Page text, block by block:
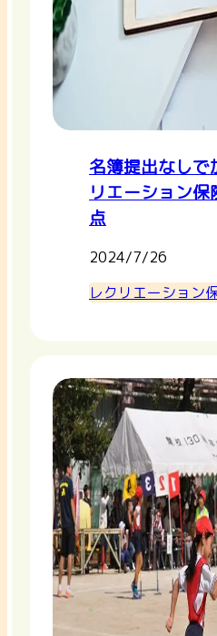
名簿提出なしで
リエーション
点
2024/7/26
レクリエーション